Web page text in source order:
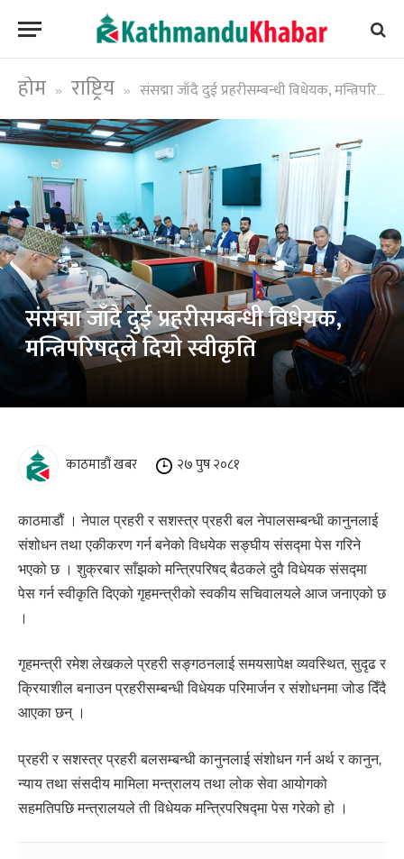
होम » राष्ट्रिय » संसद्मा जाँदै दुई प्रहरीसम्बन्धी विधेयक, मन्त्रिपरिषद्ले दियो स्वीकृति
संसद्मा जाँदै दुई प्रहरीसम्बन्धी विधेयक,
मन्त्रिपरिषद्ले दियो स्वीकृति
काठमाडौं खबर २७ पुष २०८१
काठमाडौं । नेपाल प्रहरी र सशस्त्र प्रहरी बल नेपालसम्बन्धी कानुनलाई
संशोधन तथा एकीकरण गर्न बनेको विधयेक सङ्घीय संसद्मा पेस गरिने
भएको छ । शुक्रबार साँझको मन्त्रिपरिषद् बैठकले दुवै विधेयक संसद्मा
पेस गर्न स्वीकृति दिएको गृहमन्त्रीको स्वकीय सचिवालयले आज जनाएको छ
।
गृहमन्त्री रमेश लेखकले प्रहरी सङ्गठनलाई समयसापेक्ष व्यवस्थित, सुदृढ र
क्रियाशील बनाउन प्रहरीसम्बन्धी विधेयक परिमार्जन र संशोधनमा जोड दिँदै
आएका छन् ।
प्रहरी र सशस्त्र प्रहरी बलसम्बन्धी कानुनलाई संशोधन गर्न अर्थ र कानुन,
न्याय तथा संसदीय मामिला मन्त्रालय तथा लोक सेवा आयोगको
सहमतिपछि मन्त्रालयले ती विधेयक मन्त्रिपरिषद्मा पेस गरेको हो ।